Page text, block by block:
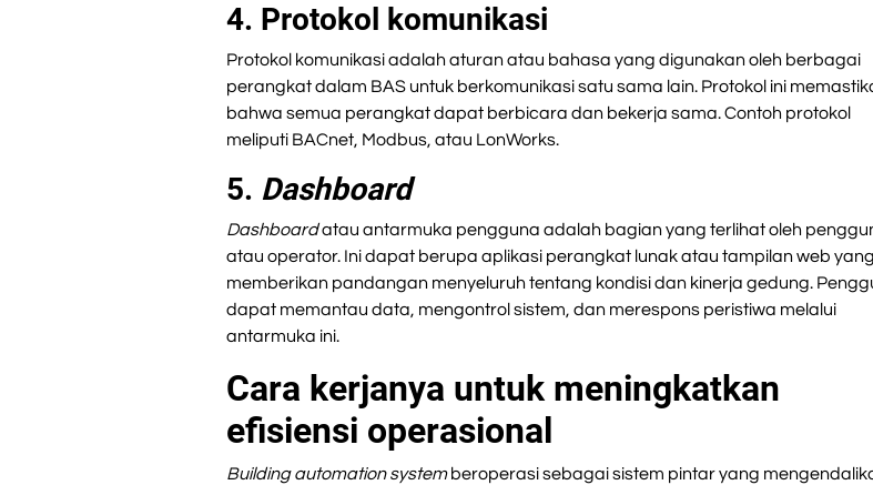
4. Protokol komunikasi
Protokol komunikasi adalah aturan atau bahasa yang digunakan oleh berbagai
perangkat dalam BAS untuk berkomunikasi satu sama lain. Protokol ini
bahwa semua perangkat dapat berbicara dan bekerja sama. Contoh protokol
meliputi BACnet, Modbus, atau LonWorks.
5. Dashboard
Dashboardatau antarmuka pengguna adalah bagian yang terlihat oleh
atau operator. Ini dapat berupa aplikasi perangkat lunak atau tampilan web yang
memberikan pandangan menyeluruh tentang kondisi dan kinerja gedung.
dapat memantau data, mengontrol sistem, dan merespons peristiwa melalui
antarmuka ini.
Cara kerjanya untuk meningkatkan
efisiensi operasional
Building automation systemberoperasi sebagai sistem pintar yang